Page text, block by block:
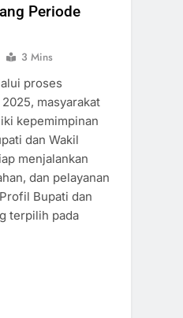
Periode
3 Mins
proses
masyarakat
kepemimpinan
dan Wakil
menjalankan
dan pelayanan
Bupati dan
terpilih pada